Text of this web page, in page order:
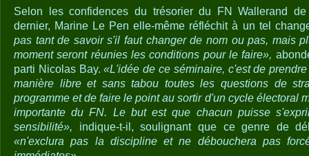
Selon les confidences du trésorier du FN Wallerand
dernier, Marine Le Pen elle-même réfléchit à un tel
pas tant de savoir s'il faut changer de nom ou pas, mais
moment seront réunies les conditions pour le faire»,
parti Nicolas Bay.«L'idée de ce séminaire, c'est de
manière libre et sans tabou toutes les questions de
programme et de faire le point au sortir d'un cycle électoral
importante du FN. Le but est que chacun puisse
sensibilité», indique-t-il, soulignant que ce genre de
«n'exclura pas la discipline et ne débouchera pas